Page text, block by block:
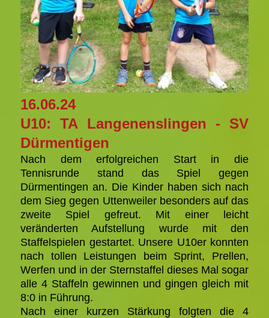
16.06.24
U10: TA Langenenslingen - SV
Dürmentigen
Nach dem erfolgreichen Start in die
Tennisrunde stand das Spiel gegen
Dürmentingen an. Die Kinder haben sich nach
dem Sieg gegen Uttenweiler besonders auf das
zweite Spiel gefreut. Mit einer leicht
veränderten Aufstellung wurde mit den
Staffelspielen gestartet. Unsere U10er konnten
nach tollen Leistungen beim Sprint, Prellen,
Werfen und in der Sternstaffel dieses Mal sogar
alle 4 Staffeln gewinnen und gingen gleich mit
8:0 in Führung.
Nach einer kurzen Stärkung folgten die 4